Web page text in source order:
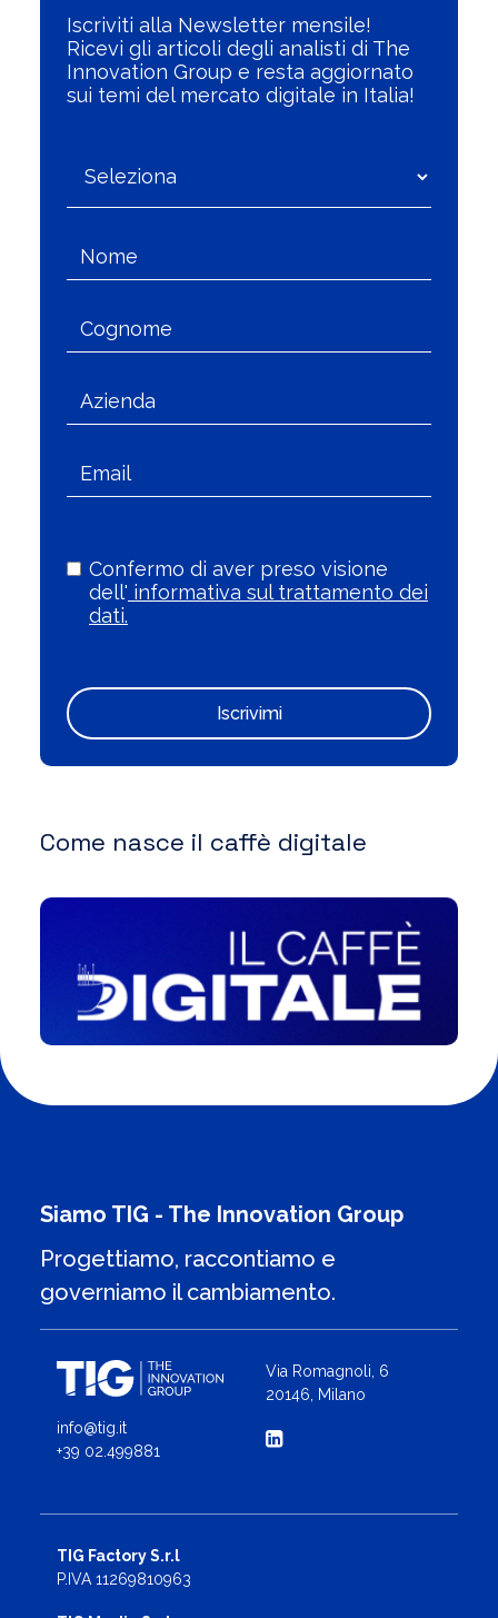
Iscriviti alla Newsletter mensile!
Ricevi gli articoli degli analisti di The
Innovation Group e resta aggiornato
sui temi del mercato digitale in Italia!
Confermo di aver preso visione
dell' informativa sul trattamento dei
dati.
Iscrivimi
Come nasce il caffè digitale
Siamo TIG - The Innovation Group
Progettiamo, raccontiamo e
governiamo il cambiamento.
info@tig.it
+39 02.499881
Via Romagnoli, 6
20146, Milano
TIG Factory S.r.l
P.IVA 11269810963